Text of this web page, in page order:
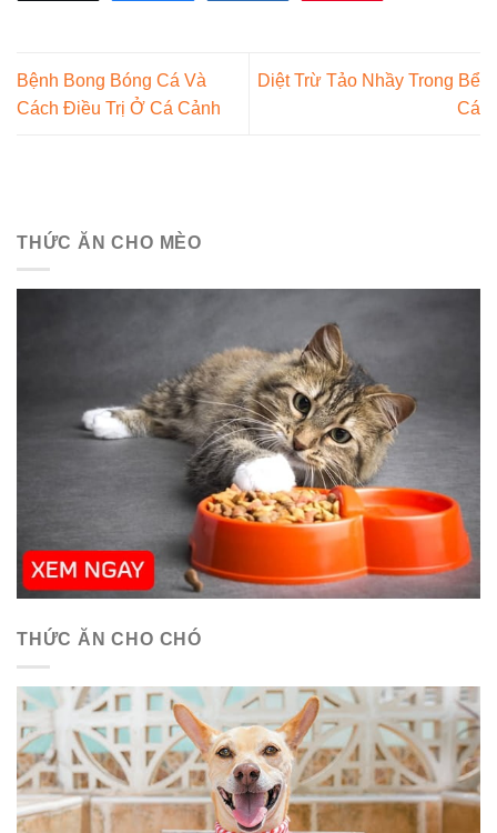
Bệnh Bong Bóng Cá Và
Cách Điều Trị Ở Cá Cảnh
Diệt Trừ Tảo Nhầy Trong Bể
Cá
THỨC ĂN CHO MÈO
THỨC ĂN CHO CHÓ